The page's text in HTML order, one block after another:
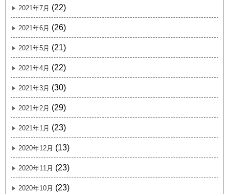
2021年7月 (22)
2021年6月 (26)
2021年5月 (21)
2021年4月 (22)
2021年3月 (30)
2021年2月 (29)
2021年1月 (23)
2020年12月 (13)
2020年11月 (23)
2020年10月 (23)